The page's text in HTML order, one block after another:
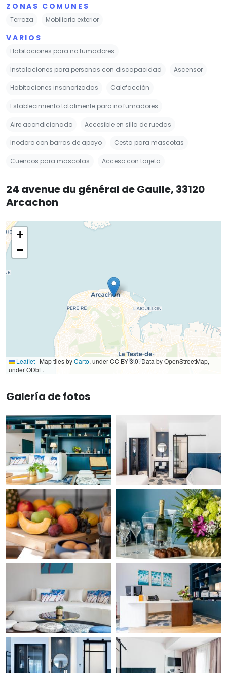
ZONAS COMUNES
Terraza Mobiliario exterior
VARIOS
Habitaciones para no fumadores
Instalaciones para personas con discapacidad Ascensor
Habitaciones insonorizadas Calefacción
Establecimiento totalmente para no fumadores
Aire acondicionado Accesible en silla de ruedas
Inodoro con barras de apoyo Cesta para mascotas
Cuencos para mascotas Acceso con tarjeta
24 avenue du général de Gaulle, 33120
Arcachon
+
−
Leaflet | Map tiles byCarto, under CC BY 3.0. Data by OpenStreetMap,
under ODbL.
Galería de fotos